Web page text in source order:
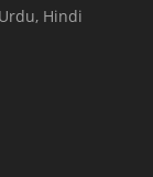
Hindi